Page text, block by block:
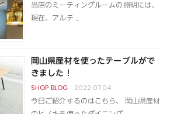
当店のミーティングルームの照明には、
現在、アルテ …
岡山県産材を使ったテーブルがで
きました！
2022.07.04
今日ご紹介するのはこちら、 岡山県産材